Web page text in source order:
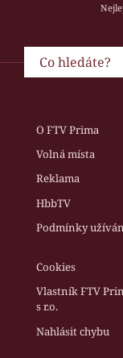
O FTV Prima
Volná místa
Reklama
HbbTV
Podmínky
Cookies
Vlastník FTV
s r.o.
Nahlásit chybu